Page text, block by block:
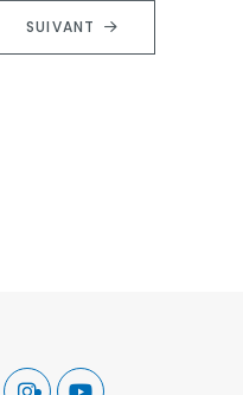
SUIVANT